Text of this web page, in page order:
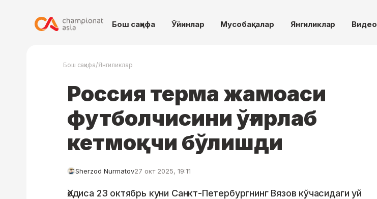
Бош саҳифа Ўйинлар Мусобақалар Янгиликлар Видео
Бош саҳифа/Янгиликлар
Россия терма жамоаси
футболчисини ўғирлаб
кетмоқчи бўлишди
Sherzod Nurmatov27 окт 2025, 19:11
Ҳодиса 23 октябрь куни Санкт-Петербургнинг Вязов кўчасидаги уй